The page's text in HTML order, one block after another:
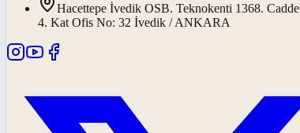
Hacettepe İvedik OSB. Teknokenti 1368.
4. Kat Ofis No: 32 İvedik / ANKARA